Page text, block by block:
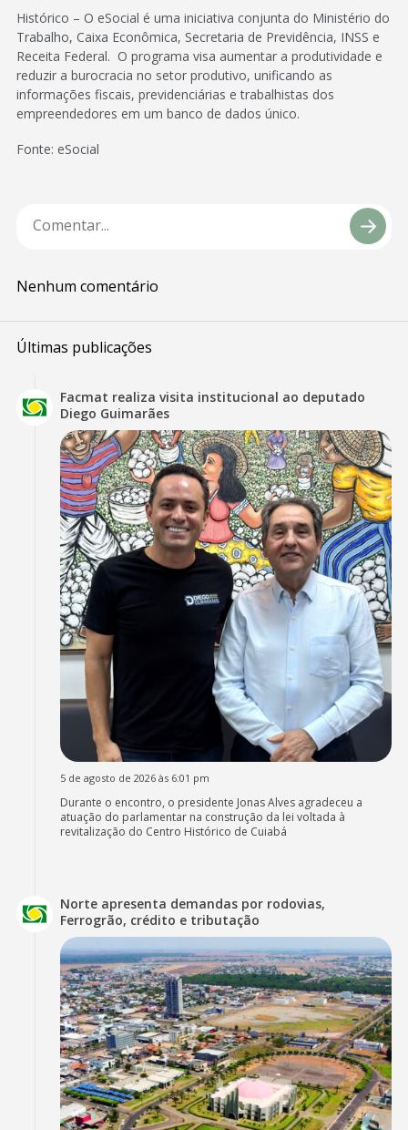
Histórico – O eSocial é uma iniciativa conjunta do Ministério do
Trabalho, Caixa Econômica, Secretaria de Previdência, INSS e
Receita Federal. O programa visa aumentar a produtividade e
reduzir a burocracia no setor produtivo, unificando as
informações fiscais, previdenciárias e trabalhistas dos
empreendedores em um banco de dados único.
Fonte: eSocial
Nenhum comentário
Últimas publicações
Facmat realiza visita institucional ao deputado
Diego Guimarães
5 de agosto de 2026 às 6:01 pm
Durante o encontro, o presidente Jonas Alves agradeceu a
atuação do parlamentar na construção da lei voltada à
revitalização do Centro Histórico de Cuiabá
Norte apresenta demandas por rodovias,
Ferrogrão, crédito e tributação